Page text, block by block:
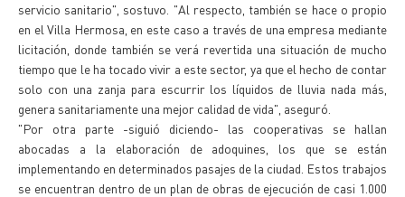
servicio sanitario", sostuvo. "Al respecto, también se hace o propio
en el Villa Hermosa, en este caso a través de una empresa mediante
licitación, donde también se verá revertida una situación de mucho
tiempo que le ha tocado vivir a este sector, ya que el hecho de contar
solo con una zanja para escurrir los líquidos de lluvia nada más,
genera sanitariamente una mejor calidad de vida", aseguró.
"Por otra parte -siguió diciendo- las cooperativas se hallan
abocadas a la elaboración de adoquines, los que se están
implementando en determinados pasajes de la ciudad. Estos trabajos
se encuentran dentro de un plan de obras de ejecución de casi 1.000